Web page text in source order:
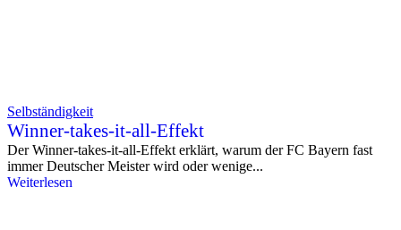
Selbständigkeit
Winner-takes-it-all-Effekt
Der Winner-takes-it-all-Effekt erklärt, warum der FC Bayern fast
immer Deutscher Meister wird oder wenige...
Weiterlesen